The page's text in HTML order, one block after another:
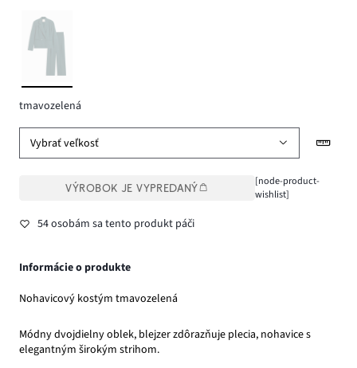
tmavozelená
Vybrať veľkosť
VÝROBOK JE VYPREDANÝ
[node-product-
wishlist]
54 osobám sa tento produkt páči
Informácie o produkte
Nohavicový kostým tmavozelená
Módny dvojdielny oblek, blejzer zdôrazňuje plecia, nohavice s
elegantným širokým strihom.